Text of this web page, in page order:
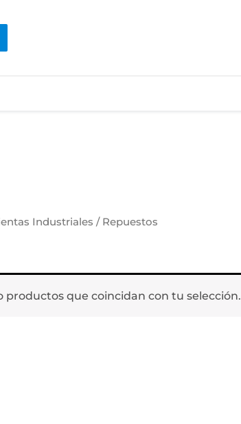
Industriales / Repuestos
productos que coincidan con tu selección.